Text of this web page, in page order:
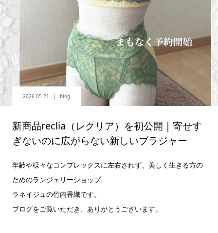
2026.05.21 blog
新商品reclia（レクリア）を初公開｜寄せす
ぎないのに広がらない新しいブラジャー
年齢や様々なコンプレックスに左右されず、美しく生きる方の
ためのランジェリーショップ
ラネイジュの竹内香織です。
ブログをご覧いただき、ありがとうございます。